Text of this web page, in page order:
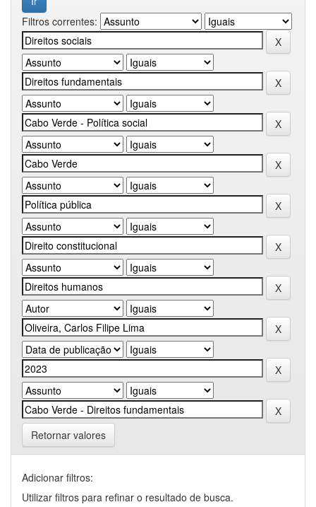
Filtros correntes:
Retornar valores
Adicionar filtros:
Utilizar filtros para refinar o resultado de busca.